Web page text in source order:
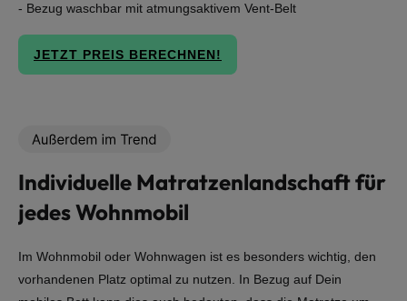
- Bezug waschbar mit atmungsaktivem Vent-Belt
JETZT PREIS BERECHNEN!
Individuelle Matratzenlandschaft für
jedes Wohnmobil
Im Wohnmobil oder Wohnwagen ist es besonders wichtig, den
vorhandenen Platz optimal zu nutzen. In Bezug auf Dein